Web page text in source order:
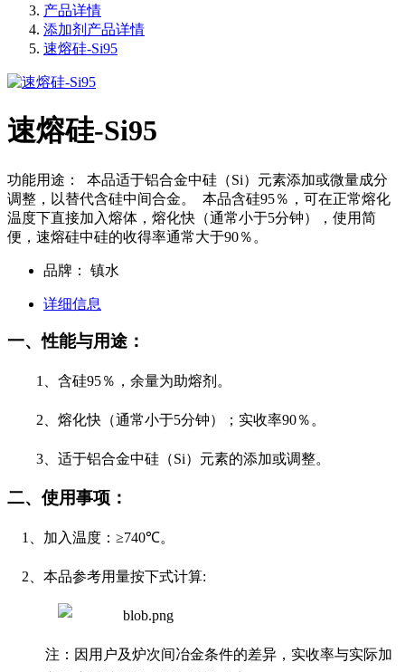
产品详情
添加剂产品详情
速熔硅-Si95
速熔硅-Si95
功能用途： 本品适于铝合金中硅（Si）元素添加或微量成分
调整，以替代含硅中间合金。 本品含硅95％，可在正常熔化
温度下直接加入熔体，熔化快（通常小于5分钟），使用简
便，速熔硅中硅的收得率通常大于90％。
品牌： 镇水
详细信息
一、性能与用途：
1 、含硅95％，余量为助熔剂。
2 、熔化快（通常小于5分钟）；实收率90％。
3 、适于铝合金中硅（Si）元素的添加或调整。
二、使用事项：
1 、加入温度：≥740℃。
2 、本品参考用量按下式计算:
注：因用户及炉次间冶金条件的差异，实收率与实际加